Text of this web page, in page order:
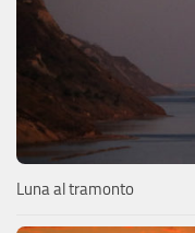
Luna al tramonto